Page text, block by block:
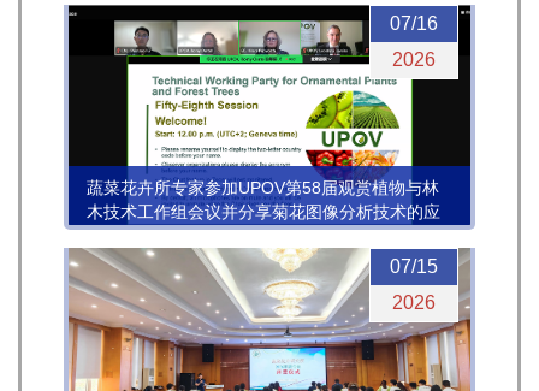
07/16
2026
蔬菜花卉所专家参加UPOV第58届观赏植物与林
木技术工作组会议并分享菊花图像分析技术的应
用进展
07/15
2026